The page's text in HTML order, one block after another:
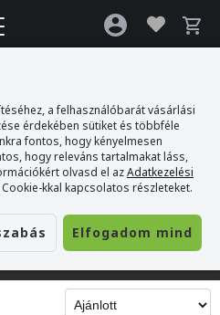
a felhasználóbarát vásárlási
érdekében sütiket és többféle
fontos, hogy kényelmesen
hogy releváns tartalmakat láss,
olvasd el azAdatkezelési
kkal kapcsolatos részleteket.
Elfogadom mind